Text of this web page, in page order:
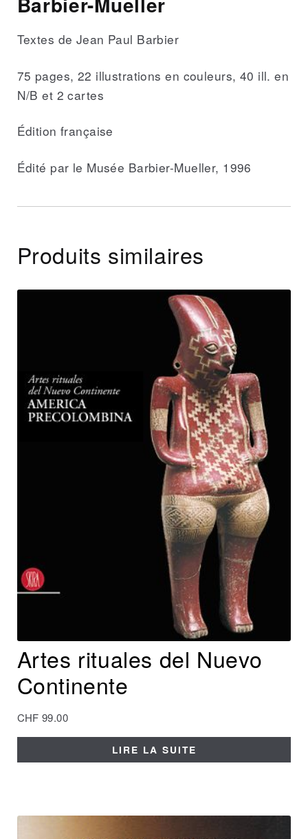
Textes de Jean Paul Barbier
75 pages, 22 illustrations en couleurs, 40 ill. en
N/B et 2 cartes
Édition française
Édité par le Musée Barbier-Mueller, 1996
Produits similaires
Artes rituales del Nuevo
Continente
CHF 99.00
LIRE LA SUITE